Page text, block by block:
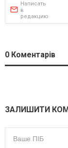
Написать
в
редакцию
0 Коментарів
ЗАЛИШИТИ